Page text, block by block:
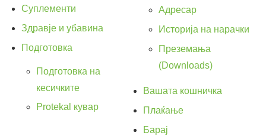
Суплементи
Здравје и убавина
Подготовка
Подготовка на
кесичките
Protekal кувар
Адресар
Историја на нарачки
Преземања
(Downloads)
Вашата кошничка
Плаќање
Барај